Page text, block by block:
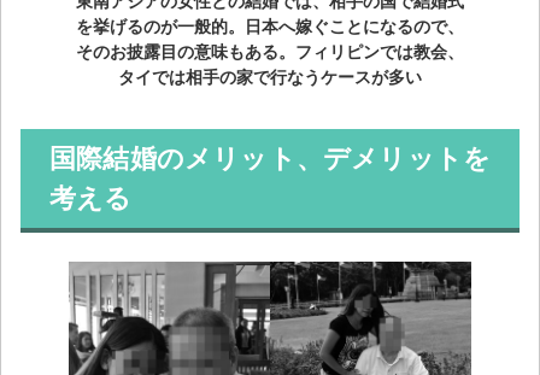
を挙げるのが一般的。日本へ嫁ぐことになるので、
そのお披露目の意味もある。フィリピンでは教会、
タイでは相手の家で行なうケースが多い
国際結婚のメリット、デメリットを
考える